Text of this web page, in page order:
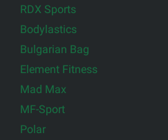
RDX Sports
Bodylastics
Bulgarian Bag
Element Fitness
Mad Max
MF-Sport
Polar